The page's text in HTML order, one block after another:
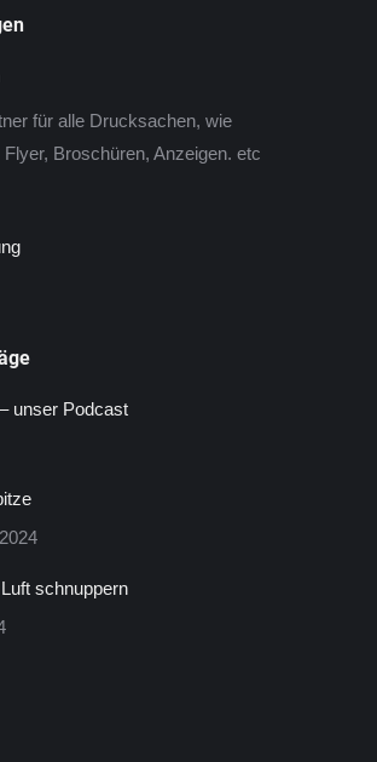
für alle Drucksachen, wie
Broschüren, Anzeigen. etc
unser Podcast
schnuppern